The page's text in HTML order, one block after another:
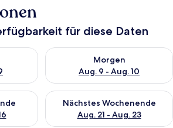
für diese Daten
für heute Nacht, Aug. 8 - Aug. 9.
Morgen
Aug. 9 - Aug. 10
Überprüfe die Verfügbarkeit
für dieses Wochenende, Aug. 14
Nächstes Wochenende
Aug. 21 - Aug. 23
Überprüfe die Verfügbarkeit